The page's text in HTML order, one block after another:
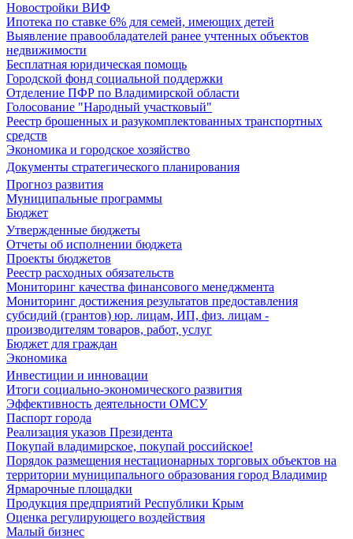
Новостройки ВИФ
Ипотека по ставке 6% для семей, имеющих детей
Выявление правообладателей ранее учтенных объектов
недвижимости
Бесплатная юридическая помощь
Городской фонд социальной поддержки
Отделение ПФР по Владимирской области
Голосование "Народный участковый"
Реестр брошенных и разукомплектованных транспортных
средств
Экономика и городское хозяйство
Документы стратегического планирования
Прогноз развития
Муниципальные программы
Бюджет
Утвержденные бюджеты
Отчеты об исполнении бюджета
Проекты бюджетов
Реестр расходных обязательств
Мониторинг качества финансового менеджмента
Мониторинг достижения результатов предоставления
субсидий (грантов) юр. лицам, ИП, физ. лицам -
производителям товаров, работ, услуг
Бюджет для граждан
Экономика
Инвестиции и инновации
Итоги социально-экономического развития
Эффективность деятельности ОМСУ
Паспорт города
Реализация указов Президента
Покупай владимирское, покупай российское!
Порядок размещения нестационарных торговых объектов на
территории муниципального образования город Владимир
Ярмарочные площадки
Продукция предприятий Республики Крым
Оценка регулирующего воздействия
Малый бизнес